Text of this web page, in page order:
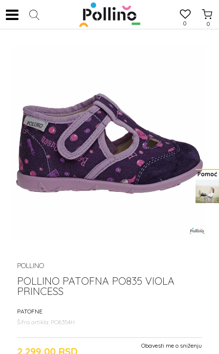
0
0
POLLINO
POLLINO PATOFNA PO835 VIOLA
PRINCESS
PATOFNE
Šifra artikla: PO8354H
2.299,00 RSD Obavesti me o sniženju
Pomoć